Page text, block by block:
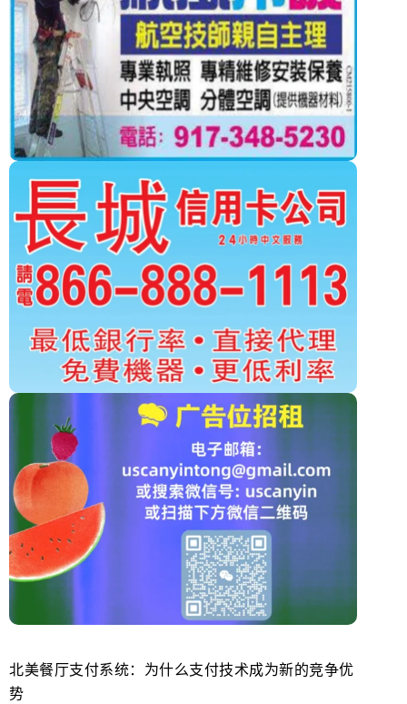
北美餐厅支付系统：为什么支付技术成为新的竞争优
势